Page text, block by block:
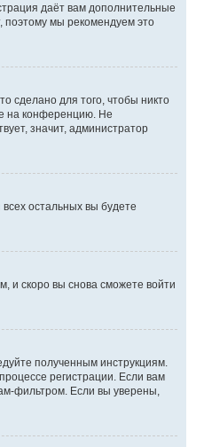
даёт вам дополнительные
поэтому мы рекомендуем это
сделано для того, чтобы никто
на конференцию. Не
значит, администратор
остальных вы будете
и скоро вы снова сможете войти
полученным инструкциям.
регистрации. Если вам
фильтром. Если вы уверены,